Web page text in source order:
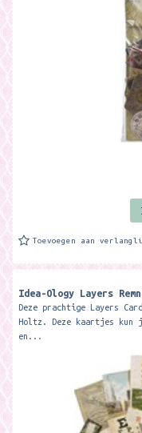
Toevoegen aan
Idea-Ology Layers
Deze prachtige Layers
Holtz. Deze kaartjes kun
en...